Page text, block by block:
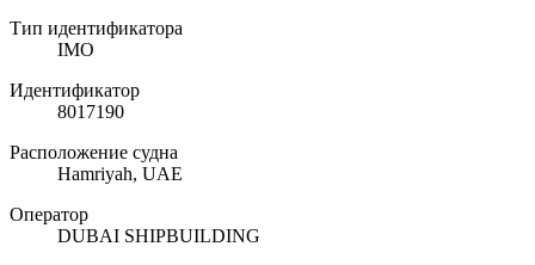
Тип идентификатора
IMO
Идентификатор
8017190
Расположение судна
Hamriyah, UAE
Оператор
DUBAI SHIPBUILDING